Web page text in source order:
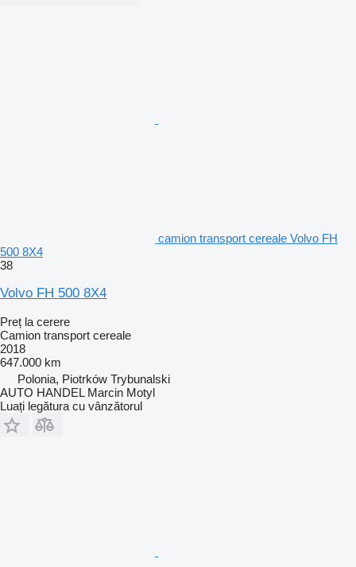
camion transport cereale Volvo FH
500 8X4
38
Volvo FH 500 8X4
Preț la cerere
Camion transport cereale
2018
647.000 km
Polonia, Piotrków Trybunalski
AUTO HANDEL Marcin Motyl
Luați legătura cu vânzătorul